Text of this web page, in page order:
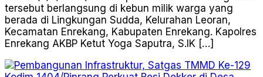
tersebut berlangsung di kebun milik warga yang
berada di Lingkungan Sudda, Kelurahan Leoran,
Kecamatan Enrekang, Kabupaten Enrekang. Kapolres
Enrekang AKBP Ketut Yoga Saputra, S.IK […]